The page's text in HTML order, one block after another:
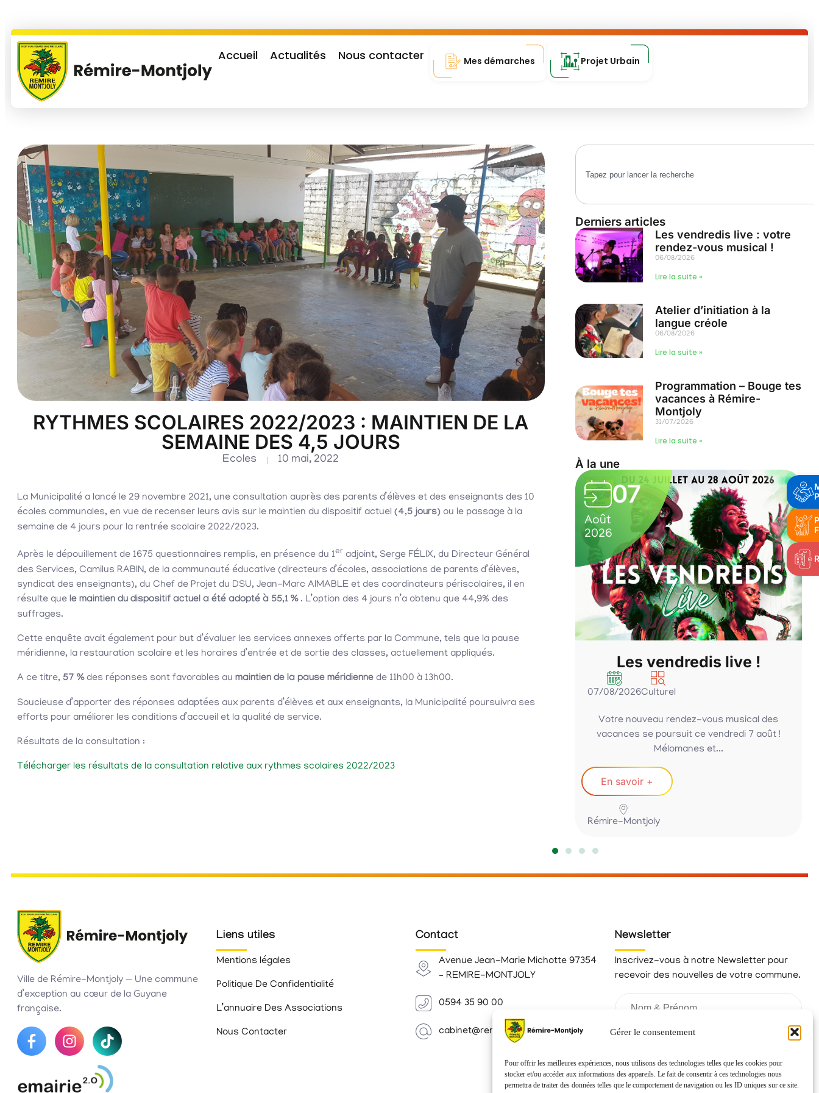
Gérer le consentement
Pour offrir les meilleures expériences, nous utilisons des technologies telles que les cookies pour
stocker et/ou accéder aux informations des appareils. Le fait de consentir à ces technologies nous
permettra de traiter des données telles que le comportement de navigation ou les ID uniques sur ce site.
Accueil Actualités Nous contacter Mes démarches Projet Urbain
RYTHMES SCOLAIRES 2022/2023 : MAINTIEN DE LA
SEMAINE DES 4,5 JOURS
Ecoles 10 mai, 2022
La Municipalité a lancé le 29 novembre 2021, une consultation auprès des parents d’élèves et des enseignants des 10
écoles communales, en vue de recenser leurs avis sur le maintien du dispositif actuel (4,5 jours) ou le passage à la
semaine de 4 jours pour la rentrée scolaire 2022/2023.
Après le dépouillement de 1675 questionnaires remplis, en présence du 1er adjoint, Serge FÉLIX, du Directeur Général
des Services, Camilus RABIN, de la communauté éducative (directeurs d’écoles, associations de parents d’élèves,
syndicat des enseignants), du Chef de Projet du DSU, Jean-Marc AIMABLE et des coordinateurs périscolaires, il en
résulte que le maintien du dispositif actuel a été adopté à 55,1 %. L’option des 4 jours n’a obtenu que 44,9% des
suffrages.
Cette enquête avait également pour but d’évaluer les services annexes offerts par la Commune, tels que la pause
méridienne, la restauration scolaire et les horaires d’entrée et de sortie des classes, actuellement appliqués.
A ce titre, 57 %des réponses sont favorables au maintien de la pause méridienne de 11h00 à 13h00.
Soucieuse d’apporter des réponses adaptées aux parents d’élèves et aux enseignants, la Municipalité poursuivra ses
efforts pour améliorer les conditions d’accueil et la qualité de service.
Résultats de la consultation :
Télécharger les résultats de la consultation relative aux rythmes scolaires 2022/2023
Derniers articles
Les vendredis live : votre
rendez-vous musical !
06/08/2026
Lire la suite »
Atelier d’initiation à la
langue créole
06/08/2026
Lire la suite »
Programmation – Bouge tes
vacances à Rémire-
Montjoly
31/07/2026
Lire la suite »
À la une
07
Août
2026
Les vendredis live !
07/08/2026Culturel
Votre nouveau rendez-vous musical des
vacances se poursuit ce vendredi 7 août !
Mélomanes et...
En savoir +
Rémire-Montjoly
Ville de Rémire-Montjoly — Une commune
d’exception au cœur de la Guyane
française.
Liens utiles
Mentions légales
Politique De Confidentialité
L’annuaire Des Associations
Nous Contacter
Contact
Avenue Jean-Marie Michotte 97354
– REMIRE-MONTJOLY
0594 35 90 00
cabinet@remiremontjoly.fr
Newsletter
Inscrivez-vous à notre Newsletter pour
recevoir des nouvelles de votre commune.